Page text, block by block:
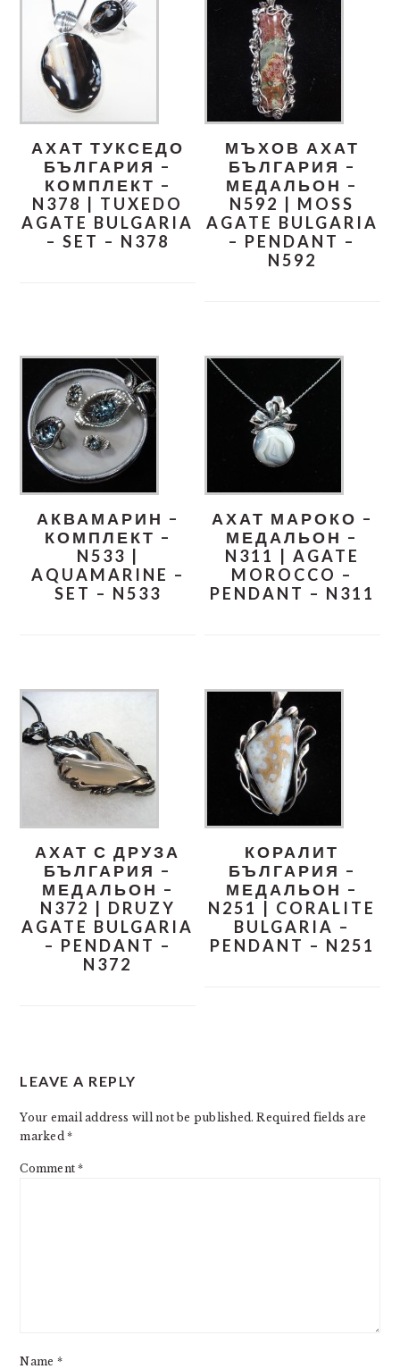
АХАТ ТУКСЕДО
БЪЛГАРИЯ –
КОМПЛЕКТ –
N378 | TUXEDO
AGATE BULGARIA
– SET – N378
МЪХОВ АХАТ
БЪЛГАРИЯ –
МЕДАЛЬОН –
N592 | MOSS
AGATE BULGARIA
– PENDANT –
N592
АКВАМАРИН –
КОМПЛЕКТ –
N533 |
AQUAMARINE –
SET – N533
АХАТ МАРОКО –
МЕДАЛЬОН –
N311 | AGATE
MOROCCO –
PENDANT – N311
АХАТ С ДРУЗА
БЪЛГАРИЯ –
МЕДАЛЬОН –
N372 | DRUZY
AGATE BULGARIA
– PENDANT –
N372
КОРАЛИТ
БЪЛГАРИЯ –
МЕДАЛЬОН –
N251 | CORALITE
BULGARIA –
PENDANT – N251
INTERACTIONS
LEAVE A REPLY
Your email address will not be published. Required fields are
marked*
Comment*
Name *